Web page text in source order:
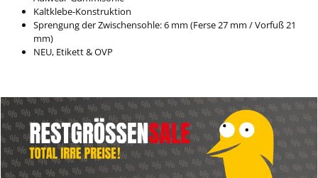
Kaltklebe-Konstruktion
Sprengung der Zwischensohle: 6 mm (Ferse 27 mm / Vorfuß 21
mm)
NEU, Etikett & OVP